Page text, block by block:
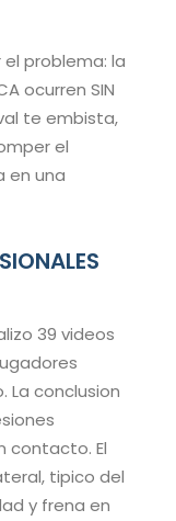
problema: la
ocurren SIN
te embista,
el
en una
39 videos
La conclusion
contacto. El
tipico del
y frena en